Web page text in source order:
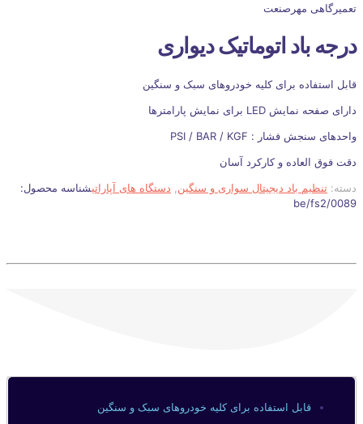
درجه باد اتوماتیک دیواری
قابل استفاده برای کلیه خودروهای سبک و سنگین
دارای صفحه نمایش LED برای نمایش پارامترها
واحدهای سنجش فشار : PSI / BAR / KGF
دقت فوق العاده و کارکرد آسان
دسته: تنظیم باد دیجیتال سواری و سنگین دستگاه های آپاراتیشناسه محصول:
be/fs2/0089
قابل استفاده برای کلیه خودروهای سبک و سنگین